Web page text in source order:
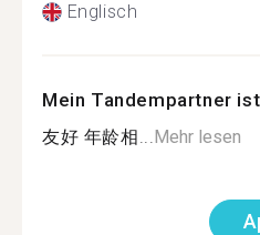
Englisch
Mein Tandempartner ist
友好 年龄相...Mehr lesen